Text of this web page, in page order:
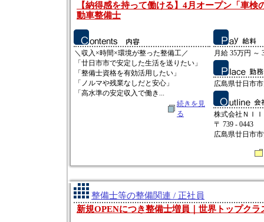
【納得感を持って働ける】4月オープン「車検
動車整備士
＼収入×時間×環境が整った整備工／
「廿日市市で安定した生活を送りたい」
「整備士資格を有効活用したい」
「ノルマや残業なしだと安心」
「高水準の安定収入で働き...
続きを見
る
月給 35万円 ～
広島県廿日市
株式会社ＮＩ
〒 739 - 0443
広島県廿日市
整備士等の整備関連 / 正社員
新規OPENにつき整備士増員｜世界トップク